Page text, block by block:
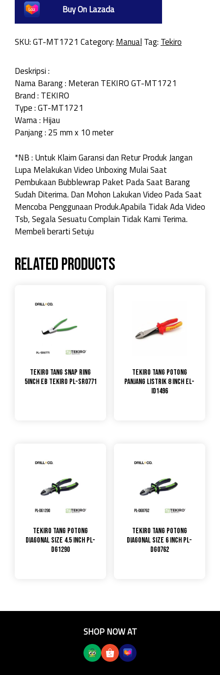
Buy On Lazada
SKU:GT-MT1721 Category: Manual Tag: Tekiro
Deskripsi :
Nama Barang : Meteran TEKIRO GT-MT1721
Brand : TEKIRO
Type : GT-MT1721
Warna : Hijau
Panjang : 25 mm x 10 meter
*NB : Untuk Klaim Garansi dan Retur Produk Jangan
Lupa Melakukan Video Unboxing Mulai Saat
Pembukaan Bubblewrap Paket Pada Saat Barang
Sudah Diterima. Dan Mohon Lakukan Video Pada Saat
Mencoba Penggunaan Produk.Apabila Tidak Ada Video
Tsb, Segala Sesuatu Complain Tidak Kami Terima.
Membeli berarti Setuju
Related products
TEKIRO Tang Snap Ring
5inch EB Tekiro PL-SR0771
TEKIRO Tang Potong
Panjang Listrik 8 Inch EL-
ID1496
TEKIRO Tang Potong
Diagonal Size 4.5 inch PL-
DG1290
TEKIRO Tang Potong
Diagonal Size 6 inch PL-
DG0762
SHOP NOW AT